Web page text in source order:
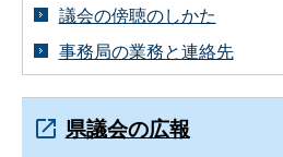
議会の傍聴のしかた
事務局の業務と連絡先
県議会の広報